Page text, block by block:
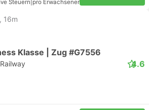
Steuern pro Erwachsener
16m
Klasse | Zug #G7556
4.6